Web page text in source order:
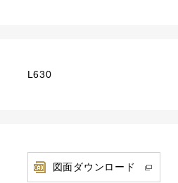
L630
図面ダウンロード